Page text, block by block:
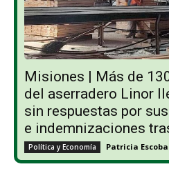
Misiones | Más de
del aserradero Linor
sin respuestas por
e indemnizaciones
Política y Economía Patricia